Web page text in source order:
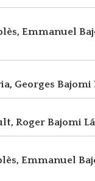
Emmanuel
Georges Bajomi
Roger Bajomi
Emmanuel